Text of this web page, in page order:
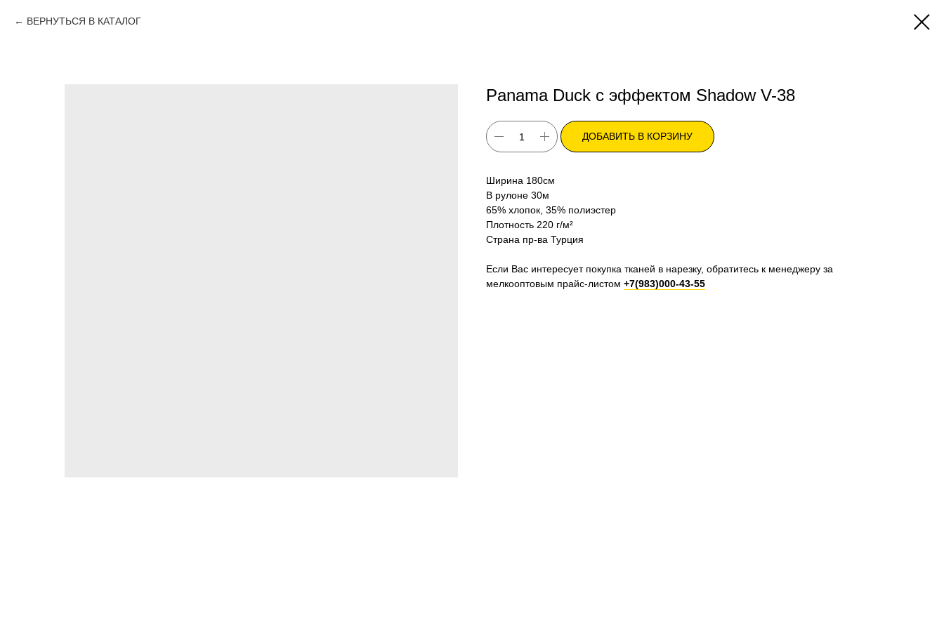
ВЕРНУТЬСЯ В КАТАЛОГ
Panama Duck с эффектом Shadow V-38
ДОБАВИТЬ В КОРЗИНУ
Ширина 180см
В рулоне 30м
65% хлопок, 35% полиэстер
Плотность 220 г/м²
Страна пр-ва Турция
Если Вас интересует покупка тканей в нарезку, обратитесь к менеджеру за
мелкооптовым прайс-листом +7(983)000-43-55